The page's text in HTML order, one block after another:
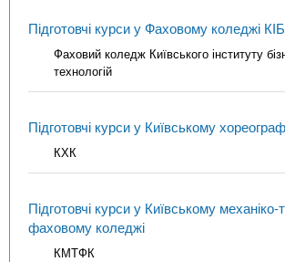
Підготовчі курси у Фаховому коледжі
Фаховий коледж Київського інституту
технологій
Підготовчі курси у Київському
КХК
Підготовчі курси у Київському механіко-
фаховому коледжі
КМТФК